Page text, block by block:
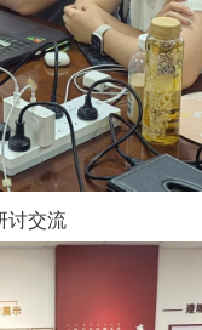
讨交流